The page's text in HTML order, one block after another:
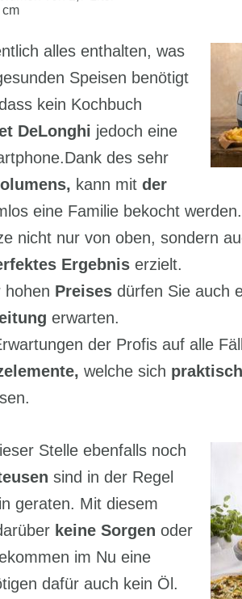
alles enthalten, was
Speisen benötigt
kein Kochbuch
DeLonghi jedoch eine
des sehr
kann mit der
eine Familie bekocht werden.
nicht nur von oben, sondern
Ergebnis erzielt.
hohen Preises dürfen Sie auch
erwarten.
der Profis auf alle
welche sich
Stelle ebenfalls noch
sind in der Regel
geraten. Mit diesem
keine Sorgen oder
im Nu eine
dafür auch kein Öl.